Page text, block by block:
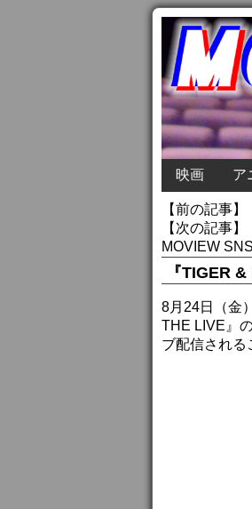
映画 ア
【前の記事
【次の記事
MOVIEW SNS
『TIGER
8月24日（金
THE LIVE』
ブ配信される